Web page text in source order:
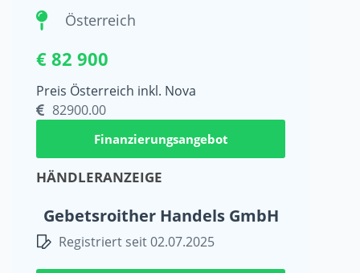
Österreich
€ 82 900
Preis Österreich inkl. Nova
82900.00
Finanzierungsangebot
HÄNDLERANZEIGE
Gebetsroither Handels GmbH
Registriert seit 02.07.2025